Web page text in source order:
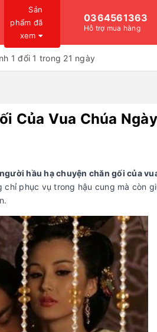
Sản
phẩm đã
xem
0364561363
Hỗ trợ mua hàng
1 đổi 1 trong 21 ngày
Của Vua Chúa
người hầu hạ chuyện chăn gối của
phục vụ trong hậu cung mà còn